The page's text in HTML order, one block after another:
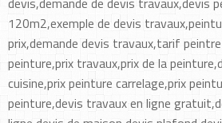
120m2,exemple de devis
prix,demande devis travaux,tarif
peinture,prix travaux,prix de la
cuisine,prix peinture carrelage,prix
peinture,devis travaux en ligne